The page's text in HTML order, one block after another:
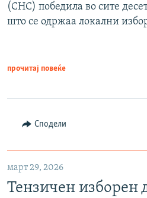
(СНС) победила во сите
што се одржаа локални
прочитај повеќе
Сподели
март 29, 2026
Тензичен изборен